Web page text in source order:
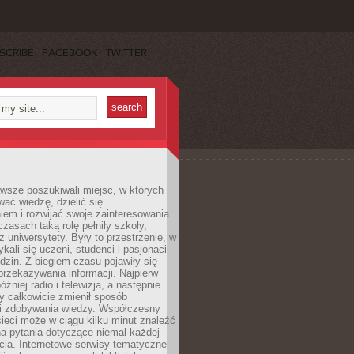
FACEBOOK TWITTER
poszukiwali miejsc, w których
wiedzę, dzielić się
i rozwijać swoje zainteresowania.
taką rolę pełniły szkoły,
uniwersytety. Były to przestrzenie, w
się uczeni, studenci i pasjonaci
Z biegiem czasu pojawiły się
informacji. Najpierw
radio i telewizja, a następnie
całkowicie zmienił sposób
zdobywania wiedzy. Współczesny
może w ciągu kilku minut znaleźć
pytania dotyczące niemal każdej
Internetowe serwisy tematyczne